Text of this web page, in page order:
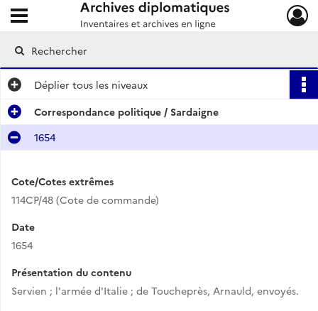
Archives diplomatiques
Ouvrir le menu déroulant
Déplier tous les niveaux
Correspondance politique / Sardaigne
1654
Cote/Cotes extrêmes
114CP/48 (Cote de commande)
Date
1654
Présentation du contenu
Servien ; l'armée d'Italie ; de Toucheprès, Arnauld, envoyés.